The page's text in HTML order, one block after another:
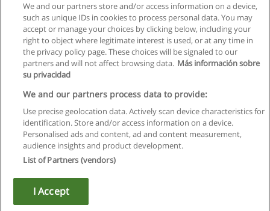
Règles d'utilisation
Confidentialité des données
Contacter Educaedu
Copyright © Educaedu Business S.L. - CIF : B-95610580: -
We and our partners store and/or access information on a device,
such as unique IDs in cookies to process personal data. You may
accept or manage your choices by clicking below, including your
right to object where legitimate interest is used, or at any time in
the privacy policy page. These choices will be signaled to our
partners and will not affect browsing data. Más información sobre
su privacidad
We and our partners process data to provide:
Use precise geolocation data. Actively scan device characteristics for
identification. Store and/or access information on a device.
Personalised ads and content, ad and content measurement,
audience insights and product development.
List of Partners (vendors)
I Accept